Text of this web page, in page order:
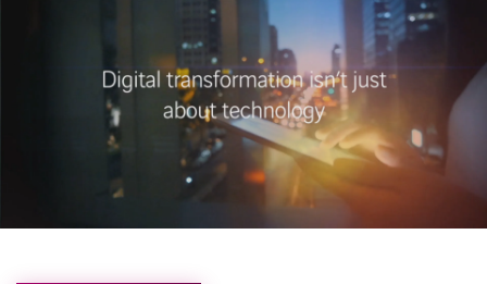
SEGMENTS DE MARCHÉ
TÉMOIGNAGES
ACTUALITÉS
TRAVAILLER CHEZ AXIANS